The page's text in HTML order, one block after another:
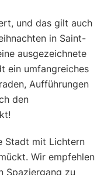
und das gilt auch
in Saint-
ausgezeichnete
ein umfangreiches
Aufführungen
den
Stadt mit Lichtern
Wir empfehlen
Spaziergang zu